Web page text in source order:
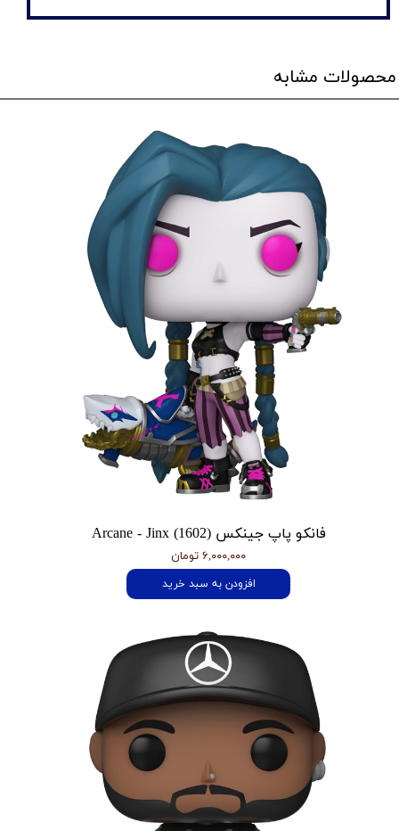
محصولات مشابه
فانکو پاپ جینکس Arcane - Jinx (1602)
۶,۰۰۰,۰۰۰ تومان
افزودن به سبد خرید